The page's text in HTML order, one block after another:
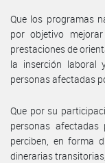
Que los programas
por objetivo
prestaciones de
la inserción laboral
personas afectadas
Que por su
personas afectadas
perciben, en forma
dinerarias